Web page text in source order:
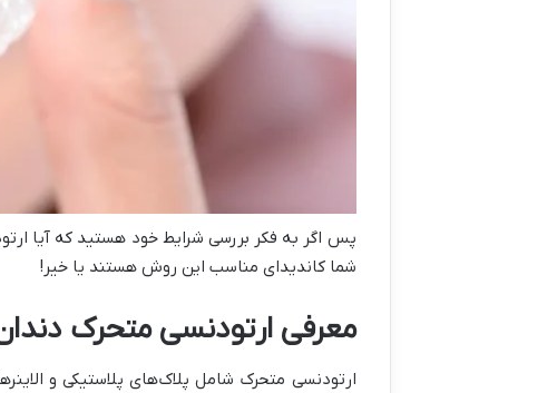
پس اگر به فکر بررسی شرایط خود هستید که آیا
شما کاندیدای مناسب این روش هستند یا خیر!
معرفی ارتودنسی متحرک
ارتودنسی متحرک شامل پلاک‌های پلاستیکی و